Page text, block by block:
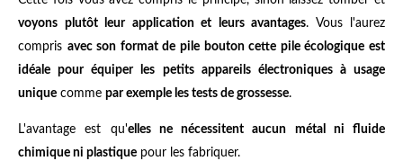
voyons plutôt leur application et leurs avantages. Vous l'aurez
compris avec son format de pile bouton cette pile écologique est
idéale pour équiper les petits appareils électroniques à usage
unique comme par exemple les tests de grossesse.
L'avantage est qu'elles ne nécessitent aucun métal ni fluide
chimique ni plastique pour les fabriquer.